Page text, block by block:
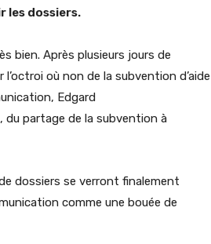
les dossiers.
bien. Après plusieurs jours de
où non de la subvention d’aide
Edgard
du partage de la subvention à
dossiers se verront finalement
comme une bouée de